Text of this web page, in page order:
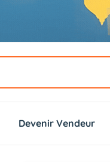
Devenir Vendeur